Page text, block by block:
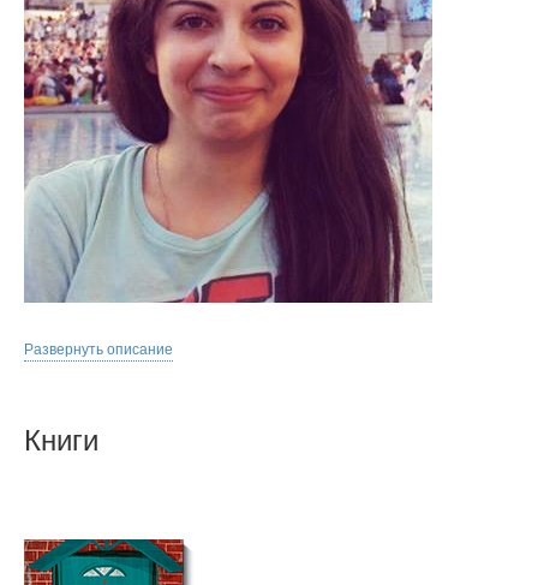
Развернуть описание
Книги